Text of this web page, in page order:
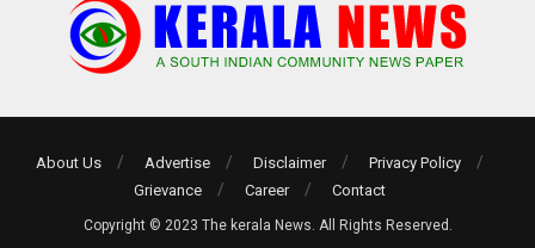
About Us Advertise Disclaimer
Privacy Policy
Grievance
Career Contact
Copyright © 2023 The kerala News. All Rights Reserved.